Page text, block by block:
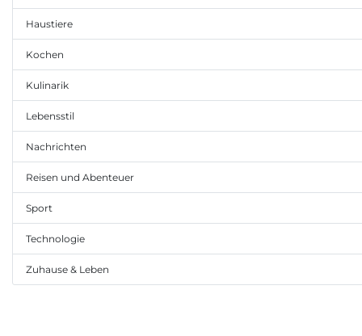
Haustiere
Kochen
Kulinarik
Lebensstil
Nachrichten
Reisen und Abenteuer
Sport
Technologie
Zuhause & Leben